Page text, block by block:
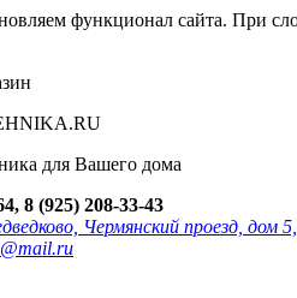
функционал сайта. При
для Вашего дома
8 (925) 208-33-43
Чермянский проезд, дом